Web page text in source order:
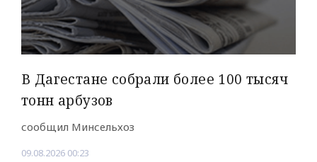
В Дагестане собрали более 100 тысяч
тонн арбузов
сообщил Минсельхоз
09.08.2026 00:23